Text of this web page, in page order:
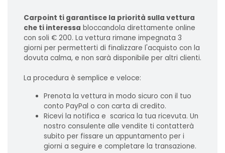
Carpoint ti garantisce la priorità sulla vettura
che ti interessa bloccandola direttamente online
con soli € 200. La vettura rimane impegnata 3
giorni per permetterti di finalizzare l'acquisto con la
dovuta calma, e non sarà disponibile per altri clienti.
La procedura è semplice e veloce:
Prenota la vettura in modo sicuro con il tuo
conto PayPal o con carta di credito.
Ricevi la notifica e scarica la tua ricevuta. Un
nostro consulente alle vendite ti contatterà
subito per fissare un appuntamento per i
giorni a seguire e completare la transazione.